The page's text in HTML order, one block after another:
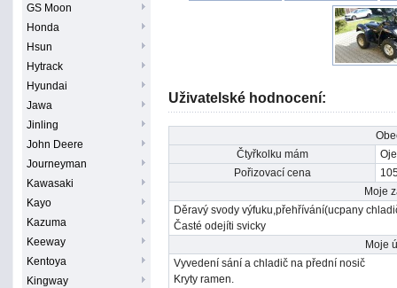
GS Moon
Honda
Hsun
Hytrack
Hyundai
Jawa
Jinling
John Deere
Journeyman
Kawasaki
Kayo
Kazuma
Keeway
Kentoya
Kingway
Uživatelské hodnocení:
Čtyřkolku mám
Pořizovací cena
Moje
Děravý svody výfuku,přehřívání(ucpany
Časté odejíti svicky
Moje
Vyvedení sání a chladič na přední nosič
Kryty ramen.